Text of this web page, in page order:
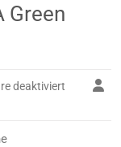
Green
deaktiviert